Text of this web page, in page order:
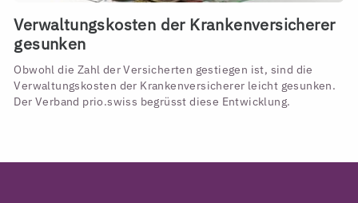
Verwaltungskosten der Krankenversicherer
gesunken
Obwohl die Zahl der Versicherten gestiegen ist, sind die
Verwaltungskosten der Krankenversicherer leicht gesunken.
Der Verband prio.swiss begrüsst diese Entwicklung.